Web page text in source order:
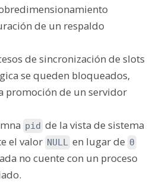
de un respaldo
de sincronización de slots
se queden bloqueados,
promoción de un servidor
pid de la vista de sistema
el valor NULL en lugar de 0
no cuente con un proceso